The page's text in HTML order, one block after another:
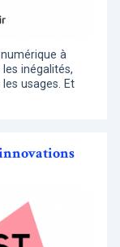
à
inégalités,
usages. Et